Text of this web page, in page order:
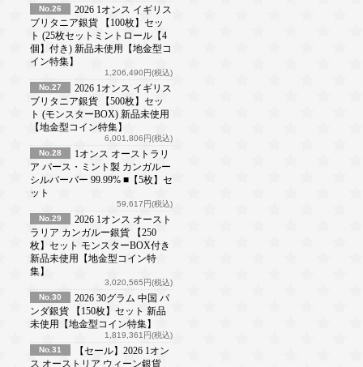
No.26
2026 1オンス イギリス
ブリタニア銀貨 【100枚】セッ
ト (25枚セットミントロール【4
個】付き) 新品未使用【地金型コ
イン特集】
1,206,490円(税込)
No.27
2026 1オンス イギリス
ブリタニア銀貨 【500枚】セッ
ト (モンスターBOX) 新品未使用
【地金型コイン特集】
6,001,806円(税込)
No.28
1オンス オーストラリ
ア パース・ミント製 カンガルー
シルバーバー 99.99% ■【5枚】セ
ット
59,617円(税込)
No.29
2026 1オンス オースト
ラリア カンガルー銀貨 【250
枚】セット モンスターBOX付き
新品未使用【地金型コイン特
集】
3,020,565円(税込)
No.30
2026 30グラム 中国 パ
ンダ銀貨 【150枚】セット 新品
未使用【地金型コイン特集】
1,819,361円(税込)
No.31
【セール】2026 1オン
ス オーストリア ウィーン銀貨